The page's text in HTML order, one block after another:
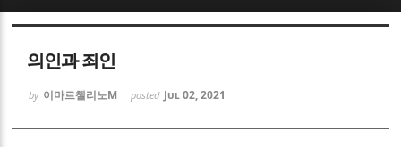
의인과 죄인
by 이마르첼리노M posted Jul 02, 2021
Sketchbook5, 스케치북5
Sketchbook5, 스케치북5